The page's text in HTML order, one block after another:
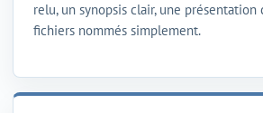
relu, un synopsis clair, une
fichiers nommés simplement.